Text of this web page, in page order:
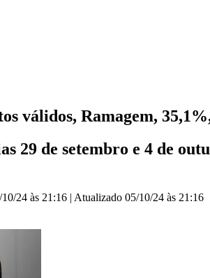
válidos, Ramagem,
29 de setembro e 4 de
24 às 21:16 | Atualizado 05/10/24 às 21:16